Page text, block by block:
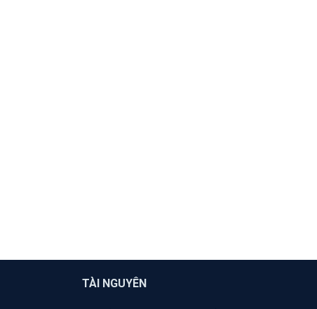
TÀI NGUYÊN